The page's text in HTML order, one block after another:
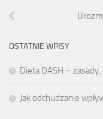
OSTATNIE WPISY
Dieta DASH –
Jak odchudzanie